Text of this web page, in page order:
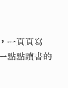
一頁頁寫
點點讀書的